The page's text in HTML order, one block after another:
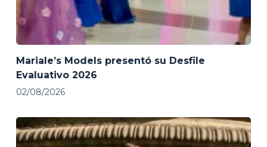
Mariale’s Models presentó su Desfile
Evaluativo 2026
02/08/2026